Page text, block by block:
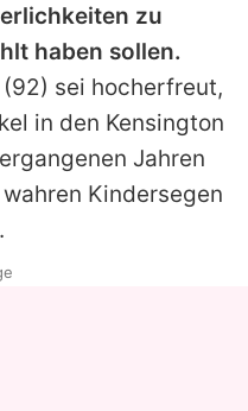
zu
haben sollen.
(92) sei hocherfreut,
in den Kensington
Jahren
Kindersegen